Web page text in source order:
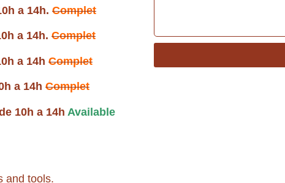
a 14h. Complet
a 14h. Complet
a 14h Complet
a 14h Complet
10h a 14h Available
and tools.